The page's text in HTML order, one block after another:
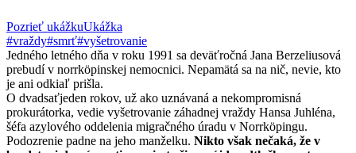
Pozrieť ukážkuUkážka
#vraždy#smrť#vyšetrovanie
Jedného letného dňa v roku 1991 sa deväťročná Jana Berzeliusová
prebudí v norrköpinskej nemocnici. Nepamätá sa na nič, nevie, kto
je ani odkiaľ prišla.
O dvadsaťjeden rokov, už ako uznávaná a nekompromisná
prokurátorka, vedie vyšetrovanie záhadnej vraždy Hansa Juhléna,
šéfa azylového oddelenia migračného úradu v Norrköpingu.
Podozrenie padne na jeho manželku. Nikto však nečaká, že v